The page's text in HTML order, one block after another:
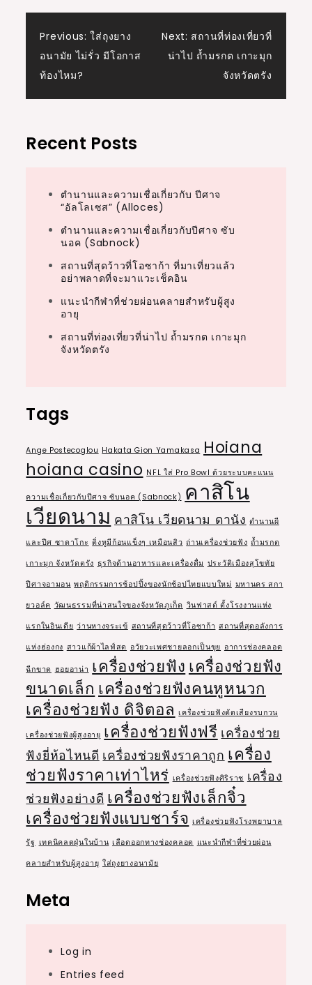
Post
navigation
Previous: ใส่ถุงยาง
อนามัย ไม่รั่ว มีโอกาส
ท้องไหม?
Next: สถานที่ท่องเที่ยวที่
น่าไป ถ้ำมรกต เกาะมุก
จังหวัดตรัง
Recent Posts
ตำนานและความเชื่อเกี่ยวกับ ปีศาจ
“อัลโลเซส” (Alloces)
ตำนานและความเชื่อเกี่ยวกับปีศาจ ซับ
นอค (Sabnock)
สถานที่สุดว้าวที่โอซาก้า ที่มาเที่ยวแล้ว
อย่าพลาดที่จะมาแวะเช็คอิน
แนะนำกีฬาที่ช่วยผ่อนคลายสำหรับผู้สูง
อายุ
สถานที่ท่องเที่ยวที่น่าไป ถ้ำมรกต เกาะมุก
จังหวัดตรัง
Tags
Ange Postecoglou Hakata Gion Yamakasa Hoiana
hoiana casino NFL ใส่ Pro Bowl ด้วยระบบคะแนน
ความเชื่อเกี่ยวกับปีศาจ ซับนอค (Sabnock) คาสิโน
เวียดนาม คาสิโน เวียดนาม ดานัง ตำนานผี
และปีศ ซาดาโกะ ติ่งหูมีก้อนแข็งๆ เหมือนสิว ถ่านเครื่องช่วยฟัง ถ้ำมรกต
เกาะมุก จังหวัดตรัง ธุรกิจด้านอาหารและเครื่องดื่ม ประวัติเมืองสุโขทัย
ปีศาจอามอน พฤติกรรมการช้อปปิ้งของนักช้อปไทยแบบใหม่ มหานคร สกา
ยวอล์ค วัฒนธรรมที่น่าสนใจของจังหวัดภูเก็ต วินฟาสต์ ตั้งโรงงานแห่ง
แรกในอินเดีย ว่านหางจระเข้ สถานที่สุดว้าวที่โอซาก้า สถานที่สุดอลังการ
แห่งฮ่องกง สาวแก้ผ้าไลฟ์สด อวัยวะเพศชายลอกเป็นขุย อาการช่องคลอด
ฉีกขาด ฮอยอาน่า เครื่องช่วยฟัง เครื่องช่วยฟัง
ขนาดเล็ก เครื่องช่วยฟังคนหูหนวก
เครื่องช่วยฟัง ดิจิตอล เครื่องช่วยฟังตัดเสียงรบกวน
เครื่องช่วยฟังผู้สูงอายุ เครื่องช่วยฟังฟรี เครื่องช่วย
ฟังยี่ห้อไหนดี เครื่องช่วยฟังราคาถูก เครื่อง
ช่วยฟังราคาเท่าไหร่ เครื่องช่วยฟังศิริราช เครื่อง
ช่วยฟังอย่างดี เครื่องช่วยฟังเล็กจิ๋ว
เครื่องช่วยฟังแบบชาร์จ เครื่องช่วยฟังโรงพยาบาล
รัฐ เทคนิคลดฝุ่นในบ้าน เลือดออกทางช่องคลอด แนะนำกีฬาที่ช่วยผ่อน
คลายสำหรับผู้สูงอายุ ใส่ถุงยางอนามัย
Meta
Log in
Entries feed